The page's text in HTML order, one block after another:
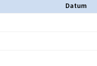
Datum